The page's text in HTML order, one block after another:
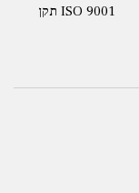
תקן ISO 9001